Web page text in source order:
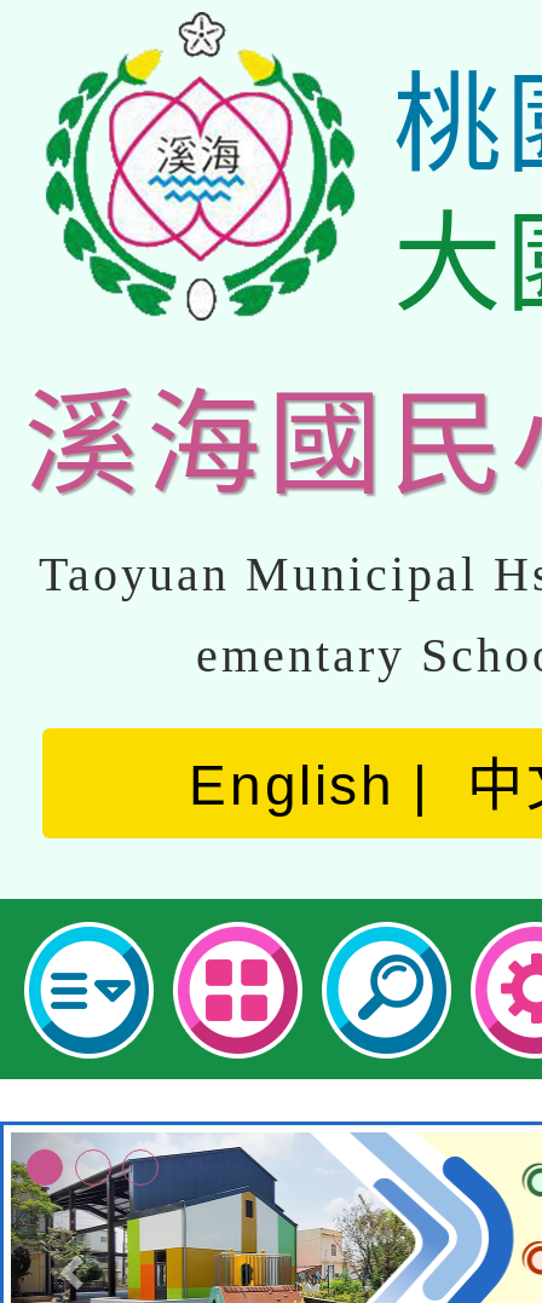
桃
大
溪海國民
Taoyuan Municipal
ementary
English 中